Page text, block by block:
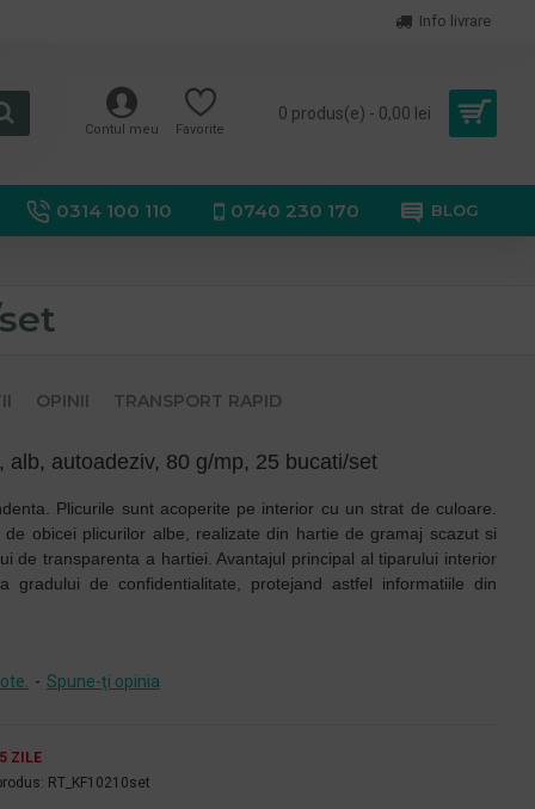
Info livrare
Contul meu Favorite
0 produs(e) - 0,00 lei
0314 100 110 0740 230 170 BLOG
OPINII TRANSPORT RAPID
alb, autoadeziv, 80 g/mp, 25 bucati/set
Plicurile sunt acoperite pe interior cu un strat de culoare.
obicei plicurilor albe, realizate din hartie de gramaj scazut si
de transparenta a hartiei. Avantajul principal al tiparului interior
gradului de confidentialitate, protejand astfel informatiile din
- Spune-ţi opinia
ZILE
RT_KF10210set